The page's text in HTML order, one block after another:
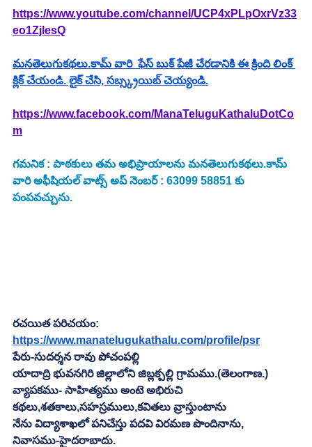
https://www.youtube.com/channel/UCP4xPLpOxrVz33
eo1ZjlesQ
మనతెలుగుకథలు.కామ్ వారి  ఫేస్ బుక్ పేజీ చేరడానికి ఈ క్రింది లింక్
క్లిక్ చేయండి. లైక్ చేసి, సబ్స్క్రయిబ్ చెయ్యండి.
https://www.facebook.com/ManaTeluguKathaluDotCo
m
గమనిక : పాఠకులు తమ అభిప్రాయాలను మనతెలుగుకథలు.కామ్
వారి అఫీషియల్ వాట్స్ అప్ నెంబర్ : 63099 58851 కు
పంపవచ్చును.
రచయిత పరిచయం:
https://www.manatelugukathalu.com/profile/psr
పేరు-సుదర్శన రావు పోచంపల్లి
యాదాద్రి భువనగిరి జిల్లాలోని జిబ్లక్పల్లి గ్రామము.(తెలంగాణ.)
వ్యాపకము- సాహిత్యము అంటె అభిరుచి
కథలు,శతకాలు,సహస్రములు,కవితలు వ్రాస్తుంటాను
నేను విద్యాశాఖలో పనిచేస్తు పదవి విరమణ పొందినాను,
నివాసము-హైదరాబాదు.